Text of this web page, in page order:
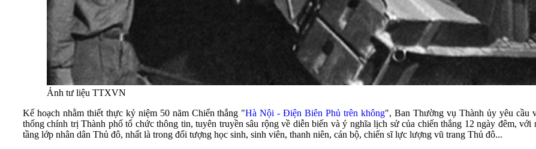
Ảnh tư liệu TTXVN
Kế hoạch nhằm thiết thực kỷ niệm 50 năm Chiến thắng "Hà Nội - Điện Biên Phủ trên không", Ban Thường vụ Thành ủy yêu cầu
thống chính trị Thành phố tổ chức thông tin, tuyên truyền sâu rộng về diễn biến và ý nghĩa lịch sử của chiến thắng 12 ngày đêm,
tầng lớp nhân dân Thủ đô, nhất là trong đối tượng học sinh, sinh viên, thanh niên, cán bộ, chiến sĩ lực lượng vũ trang Thủ đô...